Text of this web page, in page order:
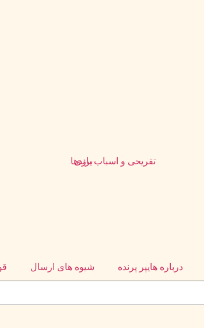
تفریحی و اسباب بازی
برندها
درباره هایپر پرنده شیوه های ارسال